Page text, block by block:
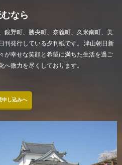
なら
鏡野町、勝央町、奈義町、久米南町、美
刊発行している夕刊紙です。 津山朝日新
が幸せな笑顔と希望に満ちた生活を過ご
微力を尽くしております。
申し込みへ